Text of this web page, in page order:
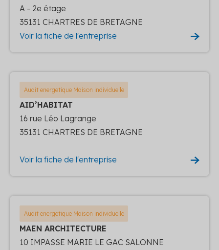
A - 2e étage
35131 CHARTRES DE BRETAGNE
Voir la fiche de l'entreprise
Audit energetique Maison individuelle
AID’HABITAT
16 rue Léo Lagrange
35131 CHARTRES DE BRETAGNE
Voir la fiche de l'entreprise
Audit energetique Maison individuelle
MAEN ARCHITECTURE
10 IMPASSE MARIE LE GAC SALONNE